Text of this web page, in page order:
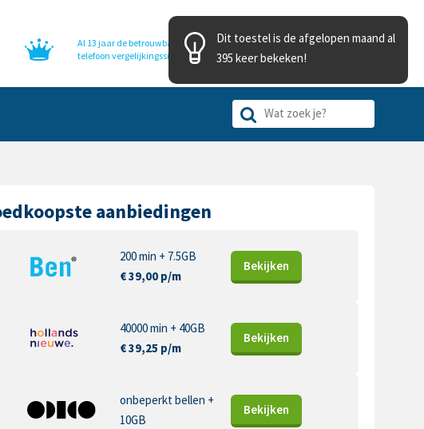
Al 13 jaar de betrouwbare
telefoon vergelijkingssite
aanbiedingen
200 min + 7.5GB
€ 39,00 p/m
Bekijken
40000 min + 40GB
€ 39,25 p/m
Bekijken
onbeperkt bellen +
10GB
Bekijken
Dit toestel is de afgelopen maand al
395 keer bekeken!